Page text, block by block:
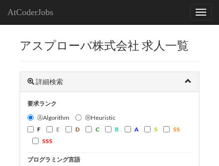
AtCoderJobs
アスプローバ株式会社 求人一覧
詳細検索
要求ランク
ⒶAlgorithm
ⒽHeuristic
F
E D C B A S
SS
SSS
プログラミング言語